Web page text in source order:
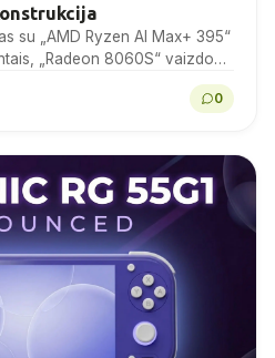
su „AMD Ryzen AI Max+ 395“
„Radeon 8060S“ vaizdo
0